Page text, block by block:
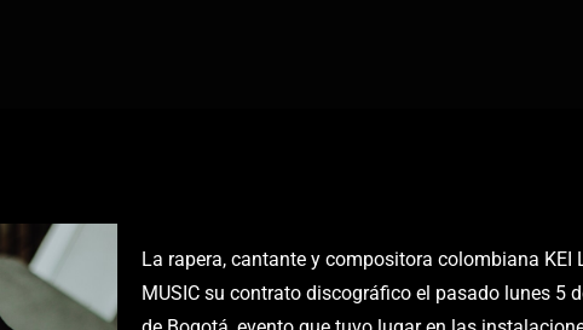
La rapera, cantante y compositora colombiana KEI
MUSIC su contrato discográfico el pasado lunes 5